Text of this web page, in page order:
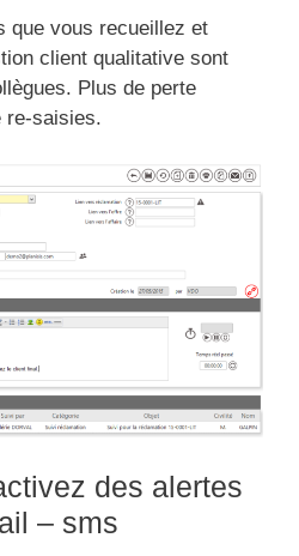
que vous recueillez et
client qualitative sont
Plus de perte
re-saisies.
des alertes
– sms